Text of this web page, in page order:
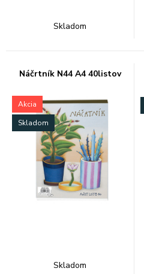
Skladom
Náčrtník N44 A4 40listov
Akcia
Skladom
Skladom